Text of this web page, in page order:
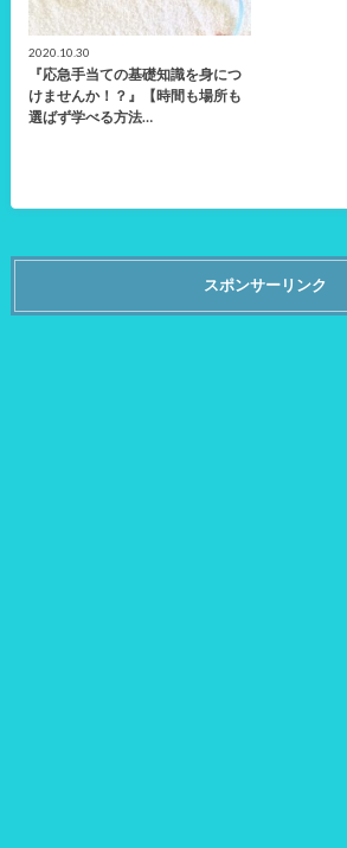
2020.10.30
『応急手当ての基礎知識を身につ
けませんか！？』【時間も場所も
選ばず学べる方法…
スポンサーリンク